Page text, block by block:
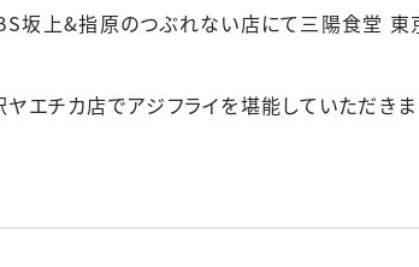
上&指原のつぶれない店にて三陽食堂 東
エチカ店でアジフライを堪能していただきま